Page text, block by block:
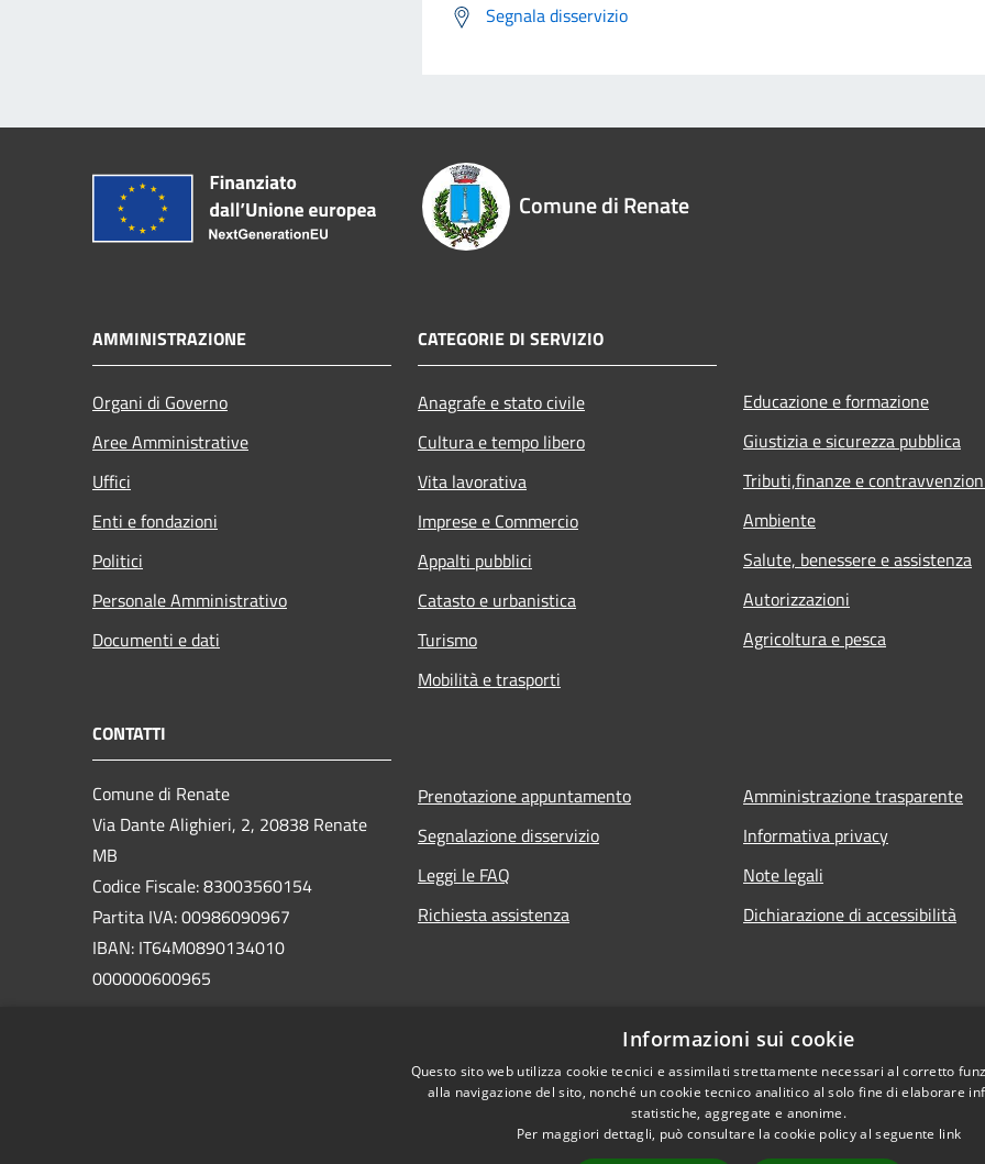
Segnala disservizio
Comune di Renate
AMMINISTRAZIONE
Organi di Governo
Aree Amministrative
Uffici
Enti e fondazioni
Politici
Personale Amministrativo
Documenti e dati
CATEGORIE DI SERVIZIO
Anagrafe e stato civile
Cultura e tempo libero
Vita lavorativa
Imprese e Commercio
Appalti pubblici
Catasto e urbanistica
Turismo
Mobilità e trasporti
Educazione e formazione
Giustizia e sicurezza pubblica
Tributi,finanze e
Ambiente
Salute, benessere e assistenza
Autorizzazioni
Agricoltura e pesca
CONTATTI
Comune di Renate
Via Dante Alighieri, 2, 20838 Renate
MB
Codice Fiscale: 83003560154
Partita IVA: 00986090967
IBAN: IT64M0890134010
000000600965
Prenotazione appuntamento
Segnalazione disservizio
Leggi le FAQ
Richiesta assistenza
Amministrazione trasparente
Informativa privacy
Note legali
Dichiarazione di accessibilità
Informazioni sui cookie
Questo sito web utilizza cookie tecnici e assimilati strettamente necessari al corretto
alla navigazione del sito, nonché un cookie tecnico analitico al solo fine di elaborare
statistiche, aggregate e anonime.
Per maggiori dettagli, può consultare la cookie policy al seguente link